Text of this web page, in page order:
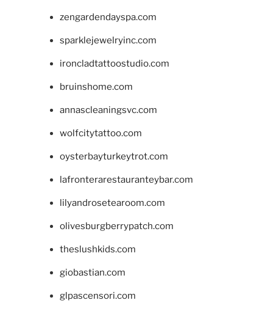
zengardendayspa.com
sparklejewelryinc.com
ironcladtattoostudio.com
bruinshome.com
annascleaningsvc.com
wolfcitytattoo.com
oysterbayturkeytrot.com
lafronterarestauranteybar.com
lilyandrosetearoom.com
olivesburgberrypatch.com
theslushkids.com
giobastian.com
glpascensori.com